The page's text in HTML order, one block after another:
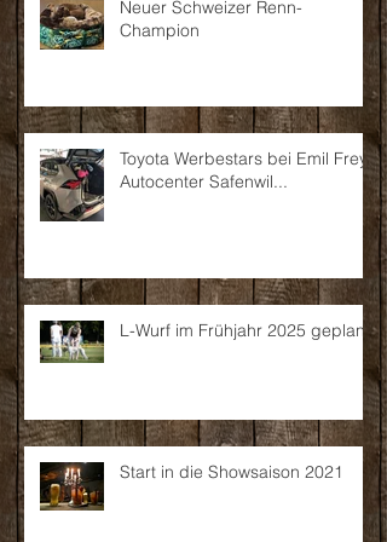
Neuer Schweizer Renn-
Champion
Toyota Werbestars bei Emil Frey
Autocenter Safenwil...
L-Wurf im Frühjahr 2025 geplant
Start in die Showsaison 2021